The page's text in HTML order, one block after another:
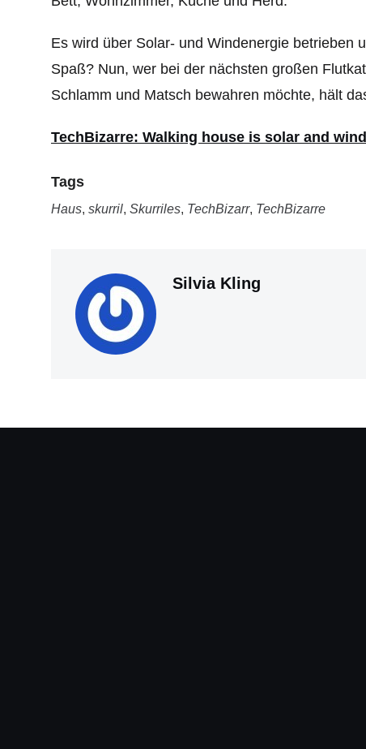
Es wird über Solar- und Windenergie betrieben
Spaß? Nun, wer bei der nächsten großen
Schlamm und Matsch bewahren möchte, hält
TechBizarre: Walking house is solar and
Tags
Haus, skurril, Skurriles, TechBizarr, TechBizarre
Silvia Kling